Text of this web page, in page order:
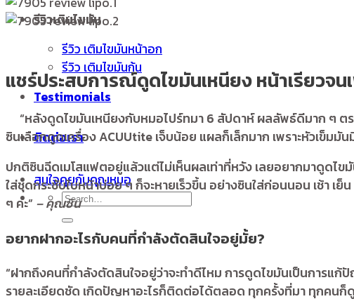
รีวิวเติมไขมัน
รีวิว เติมไขมันหน้าอก
รีวิว เติมไขมันก้น
Testimonials
ติดต่อเรา
สนใจคุยกับคุณหมอ
แชร์ประสบการณ์ดูดไขมันเหนียง หน้าเรียวจ
“หลังดูดไขมันเหนียงกับหมอไปร์ทมา 6 สัปดาห์ ผลลัพธ์ดีมาก ๆ
ซินเลือกดูดเครื่อง ACUUtite เจ็บน้อย แผลก็เล็กมาก เพราะหัวเข็มมั
ปกติซินฉีดเมโสแฟตอยู่แล้วแต่ไม่เห็นผลเท่าที่หวัง เลยอยากมาดูดไข
ใส่ชุดกระชับใบหน้าบ่อย ๆ ก็จะหายเร็วขึ้น อย่างซินใส่ก่อนนอน เช้า
ๆ ค่ะ” – คุณซิน
อยากฝากอะไรกับคนที่กำลังตัดสินใจอยู่มั้ย?
“ฝากถึงคนที่กำลังตัดสินใจอยู่ว่าจะทำดีไหม การดูดไขมันเป็นการแ
รายละเอียดชัด เกิดปัญหาอะไรก็ติดต่อได้ตลอด ทุกครั้งที่มา ทุกคนก็